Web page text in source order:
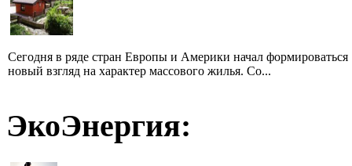
Сегодня в ряде стран Европы и Америки начал формироваться
новый взгляд на характер массового жилья. Со...
ЭкоЭнергия: